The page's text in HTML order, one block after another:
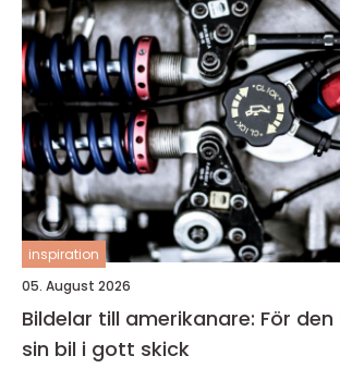
inspiration
05. August 2026
Bildelar till amerikanare: För
sin bil i gott skick